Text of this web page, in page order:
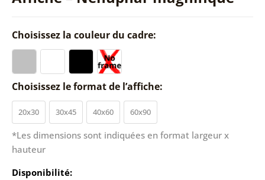
Choisissez la couleur du cadre:
Choisissez le format de l’affiche:
20x30 30x45 40x60 60x90
*Les dimensions sont indiquées en format largeur x
hauteur
Disponibilité: